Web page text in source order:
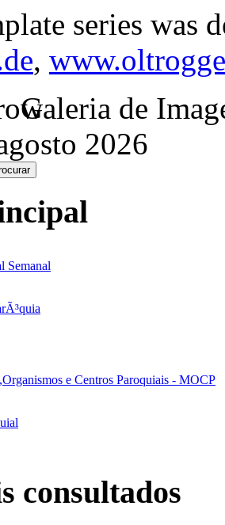
series was
,
Galeria de
2026
Semanal
e Centros Paroquiais - MOCP
consultados